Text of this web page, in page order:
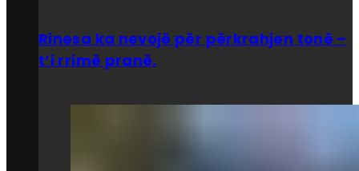
Rinesa ka nevojë për përkrahjen tonë –
t’i rrimë pranë.